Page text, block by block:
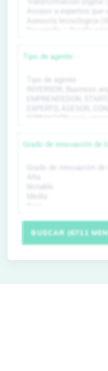
Tipo de agente
Grado de innovación
BUSCAR (6711